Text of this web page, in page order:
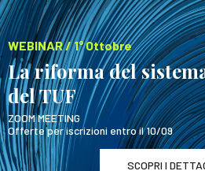
WEBINAR / 1° Ottobre
La riforma del
del TUF
ZOOM MEETING
Offerte per iscrizioni entro il 10/09
SCOPRI I